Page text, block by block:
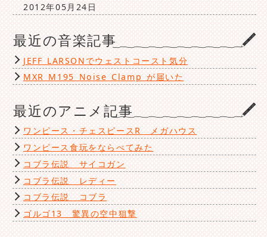
2012年05月24日
最近の音楽記事
JEFF LARSONでウェストコースト気分
MXR M195 Noise Clamp が届いた
最近のアニメ記事
ワンピース・チェスピースR メガハウス
ワンピース食玩をならべてみた
コブラ伝説 サイコガン
コブラ伝説 レディー
コブラ伝説 コブラ
ゴルゴ13 驚異の空中狙撃